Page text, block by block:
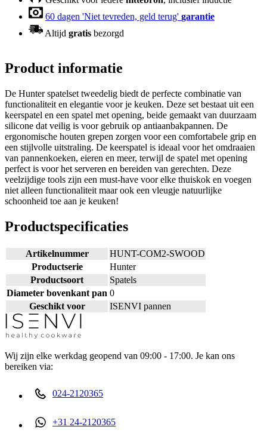
60 dagen 'Niet tevreden, geld terug' garantie
Altijd gratis bezorgd
Product informatie
De Hunter spatelset tweedelig biedt de perfecte combinatie van
functionaliteit en elegantie voor je keuken. Deze set bestaat uit een
keerspatel en een spatel met opening, beide gemaakt van duurzaam
silicone dat veilig is voor gebruik op antiaanbakpannen. De
ergonomische houten grepen zorgen voor een comfortabele grip en
een stijlvolle uitstraling. De keerspatel is ideaal voor het omdraaien
van pannenkoeken, eieren en meer, terwijl de spatel met opening
perfect is voor het serveren en bereiden van gerechten. Deze
veelzijdige tools zijn een must-have voor elke thuiskok en voegen
niet alleen functionaliteit maar ook een vleugje natuurlijke
schoonheid toe aan je keuken!
Productspecificaties
Artikelnummer
HUNT-COM2-SWOOD
Productserie
Hunter
Productsoort
Spatels
Diameter bovenkant pan 0
Geschikt voor
ISENVI pannen
Wij zijn elke werkdag geopend van 09:00 - 17:00. Je kan ons
bereiken via:
024-2120365
+31 24-2120365